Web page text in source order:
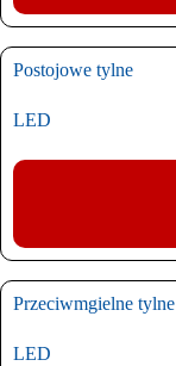
Postojowe tylne
LED
Przeciwmgielne tylne
LED